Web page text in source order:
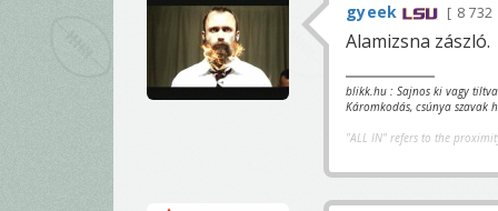
gyeek 8 732
Alamizsna zászló.
blikk.hu : Sajnos ki vagy
Káromkodás, csúnya szavak
"ALL IN" refers to the